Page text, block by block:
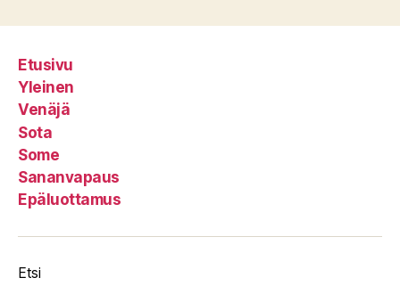
Etusivu
Yleinen
Venäjä
Sota
Some
Sananvapaus
Epäluottamus
Etsi